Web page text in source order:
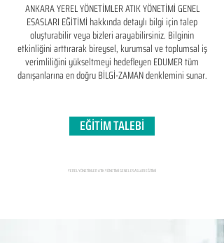
ANKARA YEREL YÖNETİMLER ATIK YÖNETİMİ GENEL
ESASLARI EĞİTİMİ hakkında detaylı bilgi için talep
oluşturabilir veya bizleri arayabilirsiniz. Bilginin
etkinliğini arttırarak bireysel, kurumsal ve toplumsal iş
verimliliğini yükseltmeyi hedefleyen​ EDUMER tüm
danışanlarına en doğru BİLGİ-ZAMAN denklemini sunar.
EĞİTİM TALEBİ
YEREL YÖNETİMLER ATIK YÖNETİMİ GENEL ESASLARI EĞİTİMİ